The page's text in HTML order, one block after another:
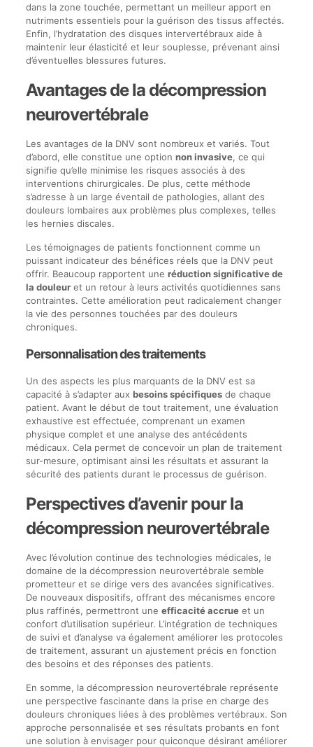
dans la zone touchée, permettant un meilleur apport en
nutriments essentiels pour la guérison des tissus affectés.
Enfin, l’hydratation des disques intervertébraux aide à
maintenir leur élasticité et leur souplesse, prévenant ainsi
d’éventuelles blessures futures.
Avantages de la décompression
neurovertébrale
Les avantages de la DNV sont nombreux et variés. Tout
d’abord, elle constitue une option non invasive, ce qui
signifie qu’elle minimise les risques associés à des
interventions chirurgicales. De plus, cette méthode
s’adresse à un large éventail de pathologies, allant des
douleurs lombaires aux problèmes plus complexes, telles
les hernies discales.
Les témoignages de patients fonctionnent comme un
puissant indicateur des bénéfices réels que la DNV peut
offrir. Beaucoup rapportent une réduction significative de
la douleuret un retour à leurs activités quotidiennes sans
contraintes. Cette amélioration peut radicalement changer
la vie des personnes touchées par des douleurs
chroniques.
Personnalisation des traitements
Un des aspects les plus marquants de la DNV est sa
capacité à s’adapter aux besoins spécifiquesde chaque
patient. Avant le début de tout traitement, une évaluation
exhaustive est effectuée, comprenant un examen
physique complet et une analyse des antécédents
médicaux. Cela permet de concevoir un plan de traitement
sur-mesure, optimisant ainsi les résultats et assurant la
sécurité des patients durant le processus de guérison.
Perspectives d’avenir pour la
décompression neurovertébrale
Avec l’évolution continue des technologies médicales, le
domaine de la décompression neurovertébrale semble
prometteur et se dirige vers des avancées significatives.
De nouveaux dispositifs, offrant des mécanismes encore
plus raffinés, permettront une efficacité accrueet un
confort d’utilisation supérieur. L’intégration de techniques
de suivi et d’analyse va également améliorer les protocoles
de traitement, assurant un ajustement précis en fonction
des besoins et des réponses des patients.
En somme, la décompression neurovertébrale représente
une perspective fascinante dans la prise en charge des
douleurs chroniques liées à des problèmes vertébraux. Son
approche personnalisée et ses résultats probants en font
une solution à envisager pour quiconque désirant améliorer